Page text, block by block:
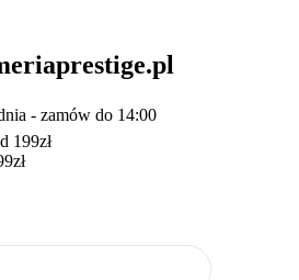
- zamów do 14:00
199zł